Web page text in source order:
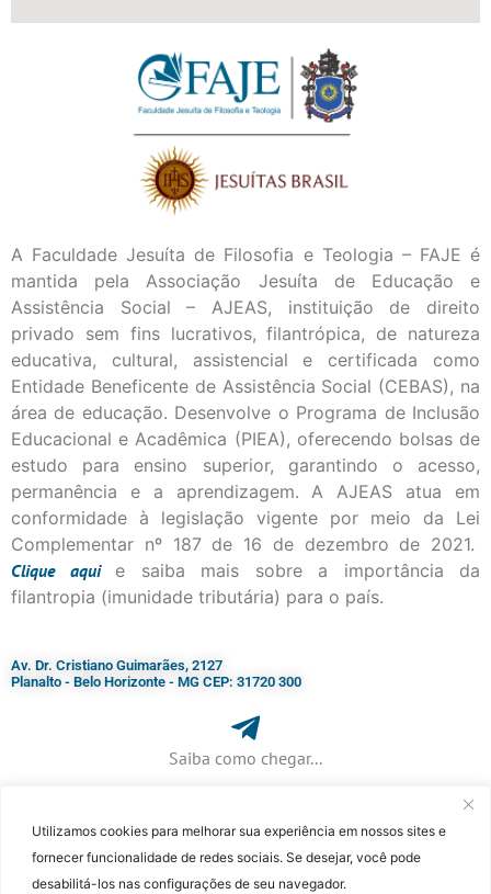
Utilizamos cookies para melhorar sua experiência em nossos sites e
fornecer funcionalidade de redes sociais. Se desejar, você pode
desabilitá-los nas configurações de seu navegador.
A Faculdade Jesuíta de Filosofia e Teologia – FAJE é
mantida pela Associação Jesuíta de Educação e
Assistência Social – AJEAS, instituição de direito
privado sem fins lucrativos, filantrópica, de natureza
educativa, cultural, assistencial e certificada como
Entidade Beneficente de Assistência Social (CEBAS), na
área de educação. Desenvolve o Programa de Inclusão
Educacional e Acadêmica (PIEA), oferecendo bolsas de
estudo para ensino superior, garantindo o acesso,
permanência e a aprendizagem. A AJEAS atua em
conformidade à legislação vigente por meio da Lei
Complementar nº 187 de 16 de dezembro de 2021.
Cliqueaqui
e saiba mais sobre a importância da
filantropia (imunidade tributária) para o país.
Av. Dr. Cristiano Guimarães, 2127
Planalto - Belo Horizonte - MG CEP: 31720 300
Saiba como chegar...
+ 55 (31) 3115-7000​